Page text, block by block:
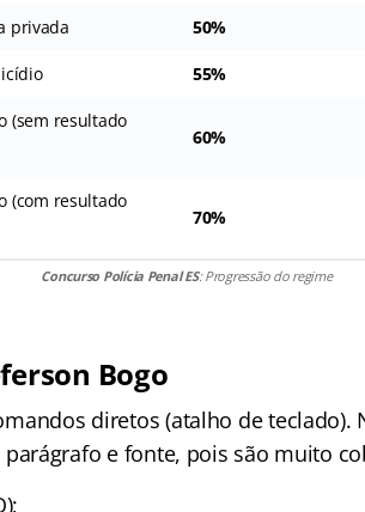
privada 50%
55%
(sem resultado
60%
(com resultado
70%
Concurso Polícia Penal ES: Progressão do regime
Bogo
diretos (atalho de teclado).
e fonte, pois são muito